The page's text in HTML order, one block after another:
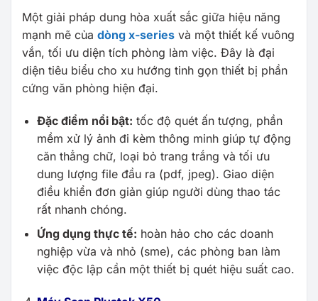
Một giải pháp dung hòa xuất sắc giữa hiệu năng
mạnh mẽ của dòng x-series và một thiết kế vuông
vắn, tối ưu diện tích phòng làm việc. Đây là đại
diện tiêu biểu cho xu hướng tinh gọn thiết bị phần
cứng văn phòng hiện đại.
Đặc điểm nổi bật: tốc độ quét ấn tượng, phần
mềm xử lý ảnh đi kèm thông minh giúp tự động
căn thẳng chữ, loại bỏ trang trắng và tối ưu
dung lượng file đầu ra (pdf, jpeg). Giao diện
điều khiển đơn giản giúp người dùng thao tác
rất nhanh chóng.
Ứng dụng thực tế: hoàn hảo cho các doanh
nghiệp vừa và nhỏ (sme), các phòng ban làm
việc độc lập cần một thiết bị quét hiệu suất cao.